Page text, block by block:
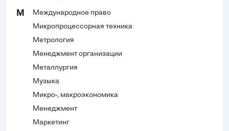
М
Международное право
Микропроцессорная техника
Метрология
Менеджмент организации
Металлургия
Музыка
Микро-, макроэкономика
Менеджмент
Маркетинг